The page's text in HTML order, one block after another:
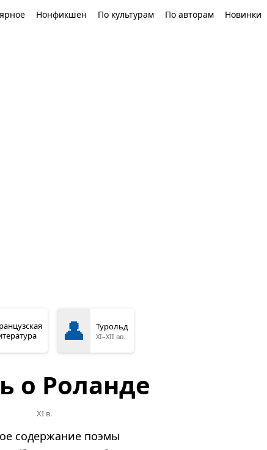
Нонфикшен По культурам По авторам Новинки
👤 Турольд
XI–XII вв.
о Роланде
XI в.
содержание поэмы